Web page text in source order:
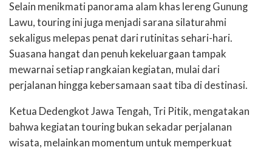
Selain menikmati panorama alam khas lereng Gunung
Lawu, touring ini juga menjadi sarana silaturahmi
sekaligus melepas penat dari rutinitas sehari-hari.
Suasana hangat dan penuh kekeluargaan tampak
mewarnai setiap rangkaian kegiatan, mulai dari
perjalanan hingga kebersamaan saat tiba di destinasi.
Ketua Dedengkot Jawa Tengah, Tri Pitik, mengatakan
bahwa kegiatan touring bukan sekadar perjalanan
wisata, melainkan momentum untuk memperkuat